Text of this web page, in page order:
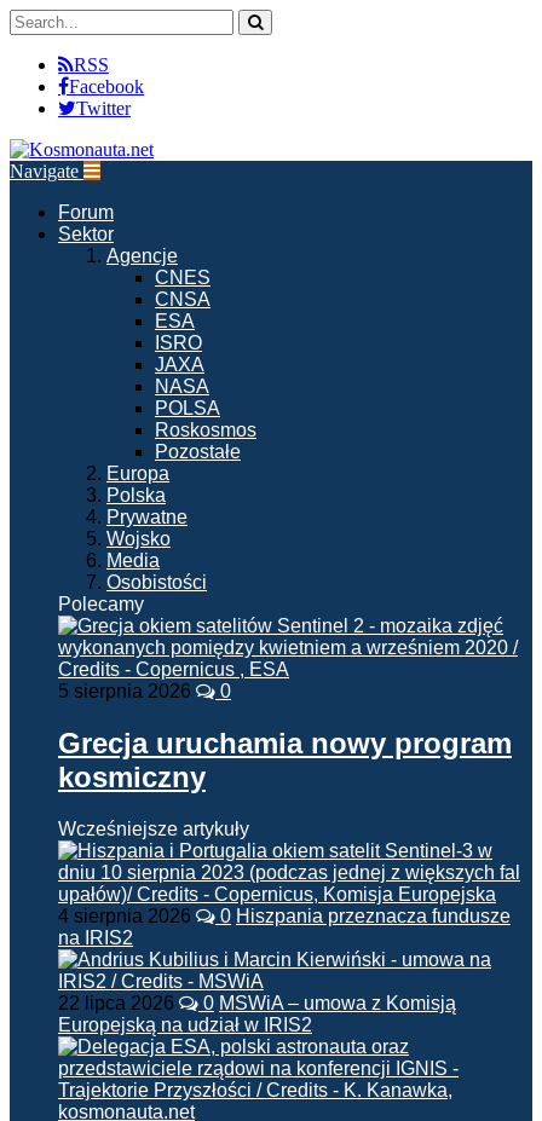
RSS
Facebook
Twitter
Navigate
Forum
Sektor
Agencje
CNES
CNSA
ESA
ISRO
JAXA
NASA
POLSA
Roskosmos
Pozostałe
Europa
Polska
Prywatne
Wojsko
Media
Osobistości
Polecamy
5 sierpnia 2026 0
Grecja uruchamia nowy program
kosmiczny
Wcześniejsze artykuły
4 sierpnia 2026 0 Hiszpania przeznacza fundusze
na IRIS2
22 lipca 2026 0 MSWiA – umowa z Komisją
Europejską na udział w IRIS2